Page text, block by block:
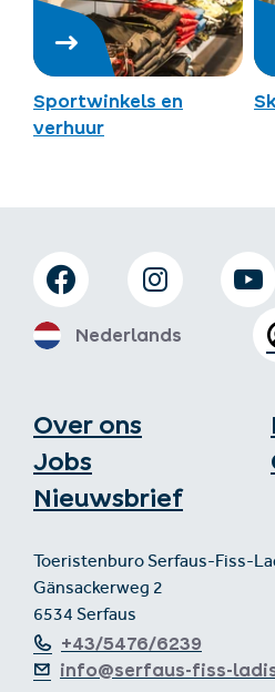
Sportwinkels en
verhuur
Over ons
Jobs
Nieuwsbrief
Toeristenburo Serfaus-Fiss-
Gänsackerweg 2
6534 Serfaus
+43/5476/6239
info@serfaus-fiss-
Nederlands